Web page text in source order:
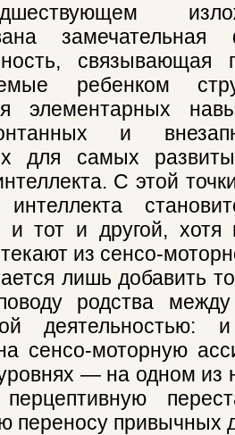
замечательная
связывающая
ребенком
элементарных
и
для самых
С этой
и тот и другой,
из сенсо-
лишь добавить
родства
сенсо-моторную
— на одном из
переносу привычных